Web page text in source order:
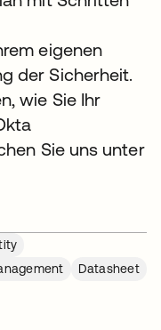
eigenen
der Sicherheit.
wie Sie Ihr
Sie uns unter
Datasheet